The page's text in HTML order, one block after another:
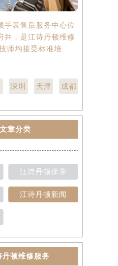
手表售后服务中心位
井，是江诗丹顿维修
师均接受标准培
深圳 天津 成都
文章分类
江诗丹顿保养
江诗丹顿新闻
丹顿维修服务